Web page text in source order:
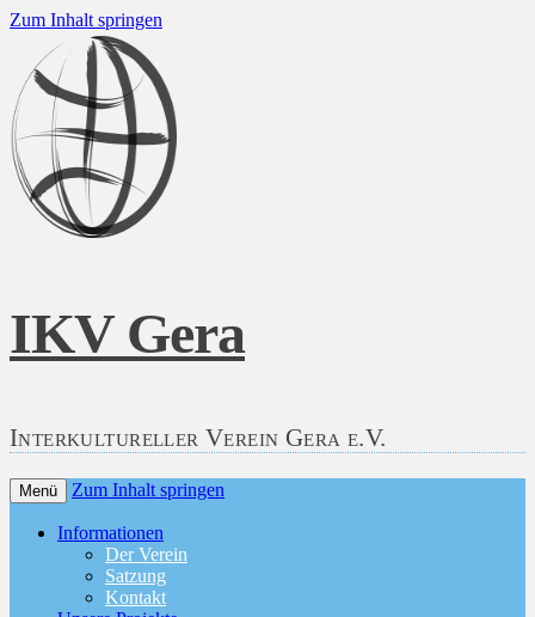
Zum Inhalt springen
IKV Gera
Interkultureller Verein Gera e.V.
Menü Zum Inhalt springen
Informationen
Der Verein
Satzung
Kontakt